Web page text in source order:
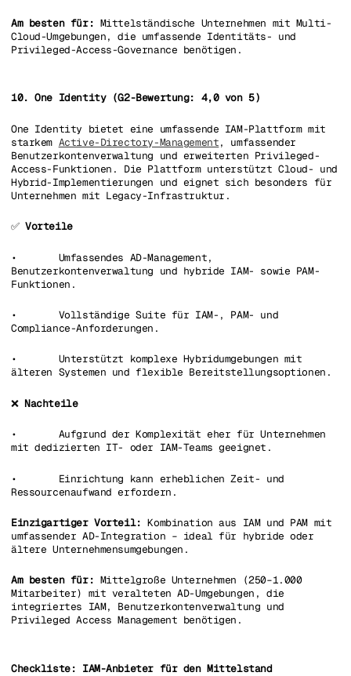
Am besten für: Mittelständische Unternehmen mit Multi-
Cloud-Umgebungen, die umfassende Identitäts- und
Privileged-Access-Governance benötigen.
10. One Identity (G2-Bewertung: 4,0 von 5)
One Identity bietet eine umfassende IAM-Plattform mit
starkem Active-Directory-Management, umfassender
Benutzerkontenverwaltung und erweiterten Privileged-
Access-Funktionen. Die Plattform unterstützt Cloud- und
Hybrid-Implementierungen und eignet sich besonders für
Unternehmen mit Legacy-Infrastruktur.
✅Vorteile
• Umfassendes AD-Management,
Benutzerkontenverwaltung und hybride IAM- sowie PAM-
Funktionen.
• Vollständige Suite für IAM-, PAM- und
Compliance-Anforderungen.
• Unterstützt komplexe Hybridumgebungen mit
älteren Systemen und flexible Bereitstellungsoptionen.
❌Nachteile
• Aufgrund der Komplexität eher für Unternehmen
mit dedizierten IT- oder IAM-Teams geeignet.
• Einrichtung kann erheblichen Zeit- und
Ressourcenaufwand erfordern.
Einzigartiger Vorteil:Kombination aus IAM und PAM mit
umfassender AD-Integration – ideal für hybride oder
ältere Unternehmensumgebungen.
Am besten für: Mittelgroße Unternehmen (250–1.000
Mitarbeiter) mit veralteten AD-Umgebungen, die
integriertes IAM, Benutzerkontenverwaltung und
Privileged Access Management benötigen.
Checkliste: IAM-Anbieter für den Mittelstand